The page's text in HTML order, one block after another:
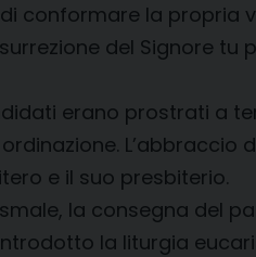
conformare la propria
del Signore tu
erano prostrati a
L’abbraccio
e il suo presbiterio.
la consegna del
la liturgia